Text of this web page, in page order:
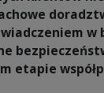
w
etapie